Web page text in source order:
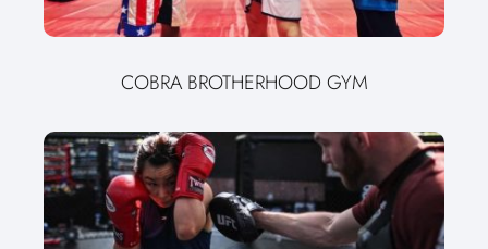
COBRA BROTHERHOOD GYM